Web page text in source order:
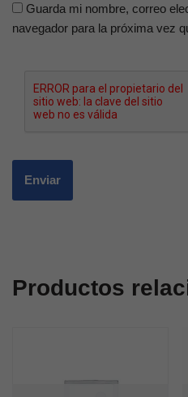
Guarda mi nombre, correo
navegador para la próxima vez
Productos